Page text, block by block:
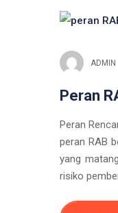
ADMIN
Peran
Peran
peran RAB
yang
risiko